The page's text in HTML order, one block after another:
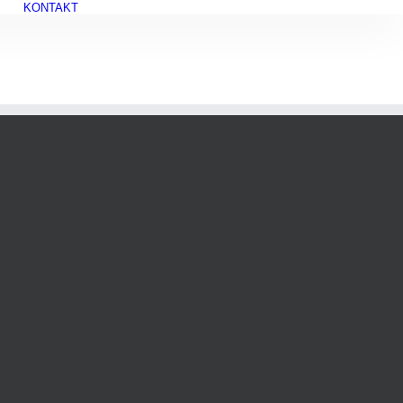
KONTAKT